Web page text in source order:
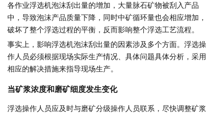
各作业浮选机泡沫刮出量的增加，大量脉石矿物被刮入产品
中，导致泡沫产品质量下降，同时中矿循环量也会相应增加，
破坏了整个浮选过程的平衡，反而影响整个浮选工艺流程。
事实上，影响浮选机泡沫刮出量的因素涉及多个方面。浮选操
作人员必须根据现场实际生产情况、具体问题具体分析，采用
相应的解决措施来指导现场生产。
当矿浆浓度和磨矿细度发生变化
浮选操作人员应及时与磨矿分级操作人员联系，尽快调整矿浆